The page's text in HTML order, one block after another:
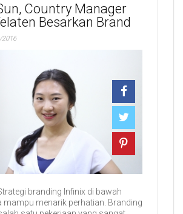
Country Manager
Besarkan Brand
2016
branding Infinix di bawah
mampu menarik perhatian. Branding